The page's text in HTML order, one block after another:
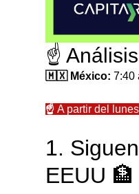
☝️
🇲🇽 México: 7:40
☝️ A partir del
1.
EEUU 🏦